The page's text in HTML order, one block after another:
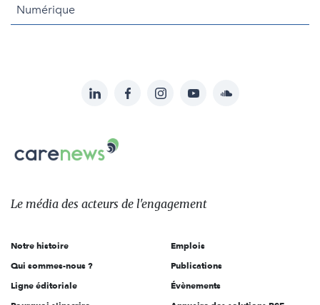
Numérique
sur:
LinkedInFacebookInstagramYouTubeSoundcloud
Carenews,
Le
des
l'engagement
Le média des acteurs de l'engagement
Notre histoire
Qui sommes-nous ?
Ligne éditoriale
Emplois
Publications
Évènements